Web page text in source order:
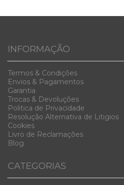
INFORMAÇÃO
Termos & Condições
Envios & Pagamentos
Garantia
Trocas & Devoluções
Politica de Privacidade
Resolução Alternativa de Litigios
Cookies
Livro de Reclamações
Blog
CATEGORIAS